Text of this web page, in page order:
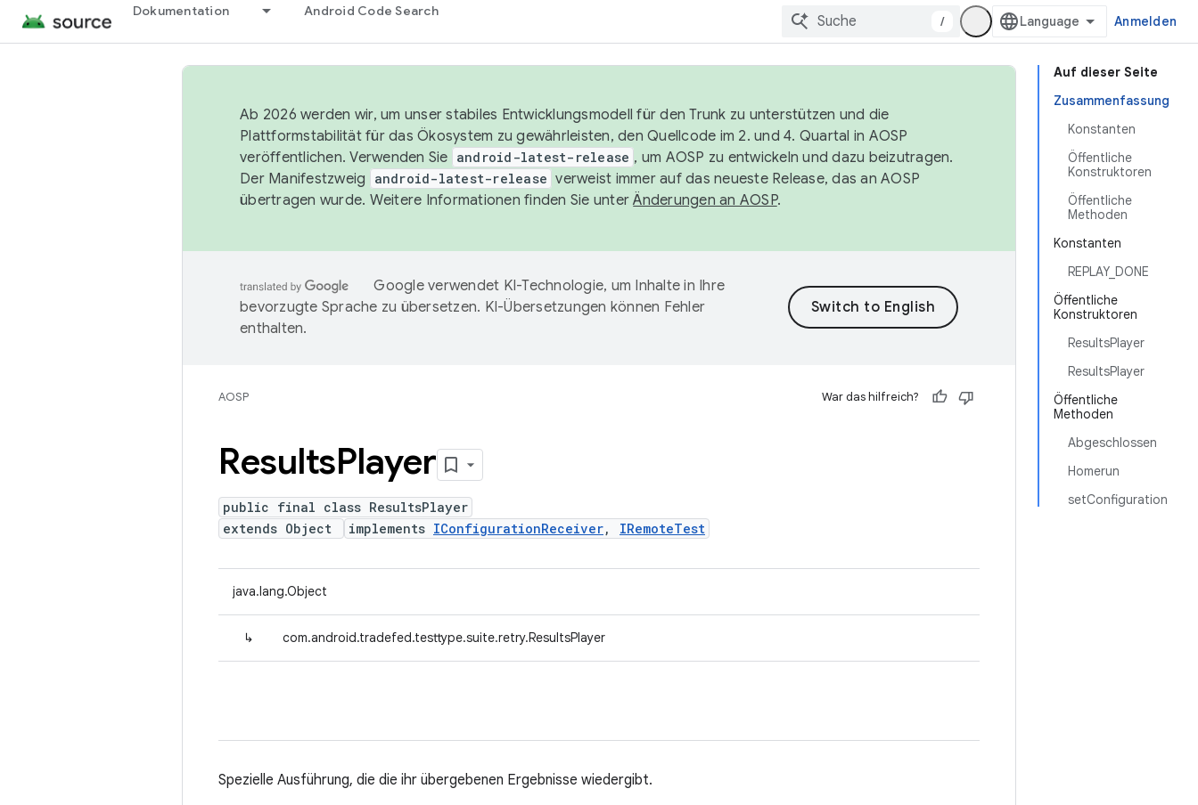
Dokumentation Android Code Search
/ Anmelden
Auf dieser Seite
Zusammenfassung
Konstanten
Öffentliche
Konstruktoren
Öffentliche
Methoden
Konstanten
REPLAY_DONE
Öffentliche
Konstruktoren
ResultsPlayer
ResultsPlayer
Öffentliche
Methoden
Abgeschlossen
Homerun
setConfiguration
Ab 2026 werden wir, um unser stabiles Entwicklungsmodell für den Trunk zu unterstützen und die
Plattformstabilität für das Ökosystem zu gewährleisten, den Quellcode im 2. und 4. Quartal in AOSP
veröffentlichen. Verwenden Sie android-latest-release , um AOSP zu entwickeln und dazu beizutragen.
Der Manifestzweig
android-latest-release verweist immer auf das neueste Release, das an AOSP
übertragen wurde. Weitere Informationen finden Sie unterÄnderungen an AOSP.
Google verwendet KI-Technologie, um Inhalte in Ihre
bevorzugte Sprache zu übersetzen. KI-Übersetzungen können Fehler
enthalten.
AOSP War das hilfreich?
ResultsPlayer
public final class ResultsPlayer
extends Object
implements IConfigurationReceiver, IRemoteTest
java.lang.Object
↳ com.android.tradefed.testtype.suite.retry.ResultsPlayer
Spezielle Ausführung, die die ihr übergebenen Ergebnisse wiedergibt.